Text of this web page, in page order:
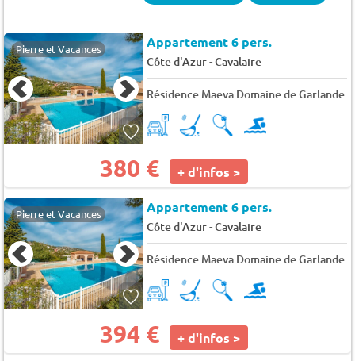
Pierre et Vacances Appartement 6 pers.
Côte d'Azur-Cavalaire
Résidence Maeva Domaine de Garlande
380 € + d'infos >
Pierre et Vacances Appartement 6 pers.
Côte d'Azur-Cavalaire
Résidence Maeva Domaine de Garlande
394 € + d'infos >